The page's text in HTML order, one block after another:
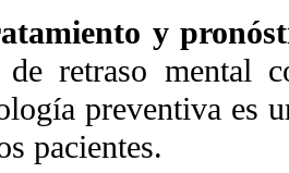
y
de retraso mental
preventiva es
pacientes.